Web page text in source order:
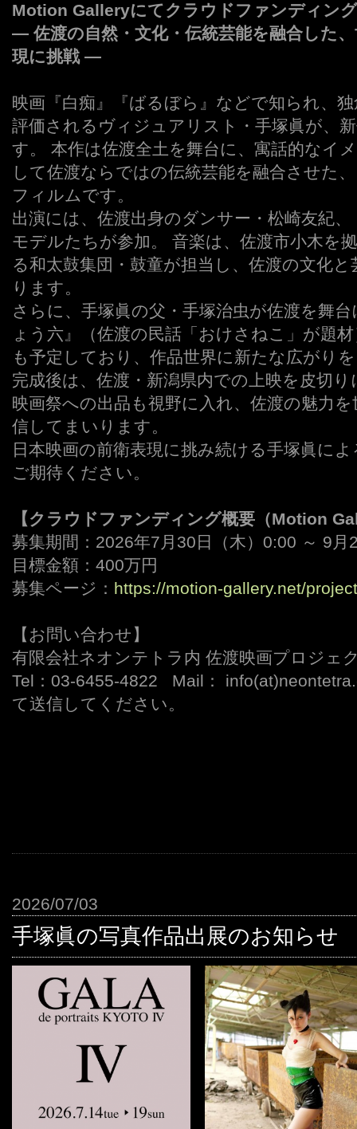
Motion Galleryにてクラウドファンディン
― 佐渡の自然・文化・伝統芸能を融合した
現に挑戦 ―
映画『白痴』『ばるぼら』などで知られ、
評価されるヴィジュアリスト・手塚眞が、
す。 本作は佐渡全土を舞台に、寓話的なイ
して佐渡ならではの伝統芸能を融合させた
フィルムです。
出演には、佐渡出身のダンサー・松崎友紀
モデルたちが参加。 音楽は、佐渡市小木を
る和太鼓集団・鼓童が担当し、佐渡の文化
ります。
さらに、手塚眞の父・手塚治虫が佐渡を舞
ょう六』（佐渡の民話「おけさねこ」が題
も予定しており、作品世界に新たな広がり
完成後は、佐渡・新潟県内での上映を皮切
映画祭への出品も視野に入れ、佐渡の魅力
信してまいります。
日本映画の前衛表現に挑み続ける手塚眞に
ご期待ください。
【クラウドファンディング概要（Motion
募集期間：2026年7月30日（木）0:00 ～ 9月
目標金額：400万円
募集ページ： https://motion-gallery.net/
【お問い合わせ】
有限会社ネオンテトラ内 佐渡映画プロジェ
Tel：03-6455-4822 Mail：
て送信してください。
2026/07/03
手塚眞の写真作品出展のお知らせ